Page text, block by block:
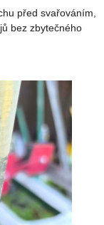
před svařováním,
bez zbytečného